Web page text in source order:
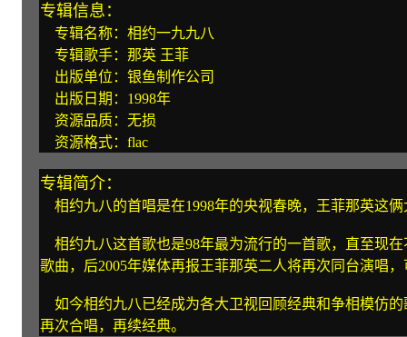
专辑信息：
专辑名称：相约一九九八
专辑歌手：那英 王菲
出版单位：银鱼制作公司
出版日期：1998年
资源品质：无损
资源格式：flac
专辑简介：
相约九八的首唱是在1998年的央视春晚，王菲那英这
相约九八这首歌也是98年最为流行的一首歌，直至现
歌曲，后2005年媒体再报王菲那英二人将再次同台演唱
如今相约九八已经成为各大卫视回顾经典和争相模仿
再次合唱，再续经典。